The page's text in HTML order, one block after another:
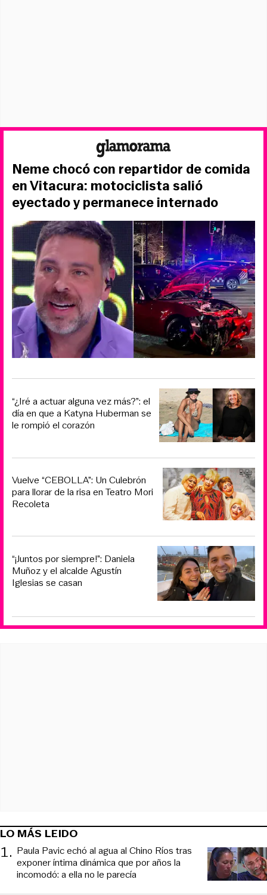
Neme chocó con repartidor de comida
en Vitacura: motociclista salió
eyectado y permanece internado
“¿Iré a actuar alguna vez más?”: el
día en que a Katyna Huberman se
le rompió el corazón
Vuelve “CEBOLLA”: Un Culebrón
para llorar de la risa en Teatro Mori
Recoleta
“¡Juntos por siempre!”: Daniela
Muñoz y el alcalde Agustín
Iglesias se casan
LO MÁS LEIDO
1. Paula Pavic echó al agua al Chino Ríos tras
exponer íntima dinámica que por años la
incomodó: a ella no le parecía